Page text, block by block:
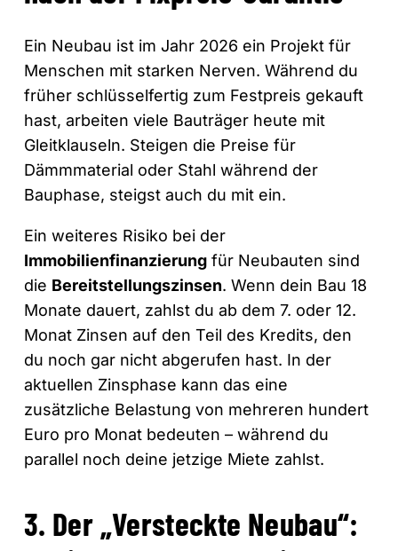
Ein Neubau ist im Jahr 2026 ein Projekt für
Menschen mit starken Nerven. Während du
früher schlüsselfertig zum Festpreis gekauft
hast, arbeiten viele Bauträger heute mit
Gleitklauseln. Steigen die Preise für
Dämmmaterial oder Stahl während der
Bauphase, steigst auch du mit ein.
Ein weiteres Risiko bei der
Immobilienfinanzierung für Neubauten sind
die Bereitstellungszinsen. Wenn dein Bau 18
Monate dauert, zahlst du ab dem 7. oder 12.
Monat Zinsen auf den Teil des Kredits, den
du noch gar nicht abgerufen hast. In der
aktuellen Zinsphase kann das eine
zusätzliche Belastung von mehreren hundert
Euro pro Monat bedeuten – während du
parallel noch deine jetzige Miete zahlst.
3. Der „Versteckte Neubau“: